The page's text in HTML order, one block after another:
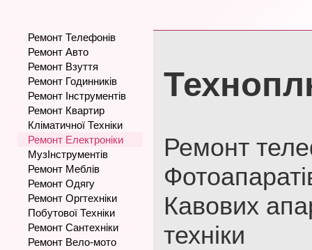
Ремонт Телефонів
Ремонт Авто
Ремонт Взуття
Ремонт Годинників
Ремонт Інструментів
Ремонт Квартир
Кліматичної Техніки
Ремонт Електроніки
МузІнструментів
Ремонт Меблів
Ремонт Одягу
Ремонт Оргтехніки
Побутової Техніки
Ремонт Сантехніки
Ремонт Вело-мото
Ремонт
Кавових
техніки